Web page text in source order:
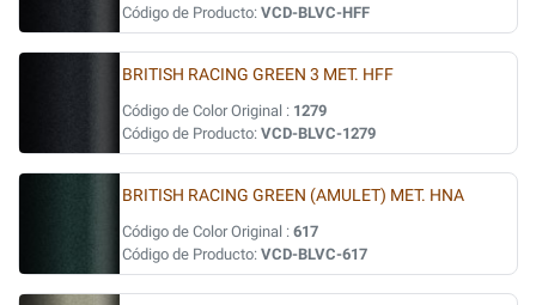
Código de Producto: VCD-BLVC-HFF
BRITISH RACING GREEN 3 MET. HFF
Código de Color Original : 1279
Código de Producto: VCD-BLVC-1279
BRITISH RACING GREEN (AMULET) MET. HNA
Código de Color Original : 617
Código de Producto: VCD-BLVC-617